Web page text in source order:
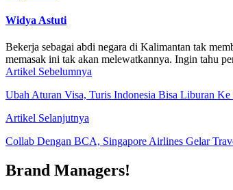
Widya Astuti
Bekerja sebagai abdi negara di Kalimantan tak
memasak ini tak akan melewatkannya. Ingin tahu
Artikel Sebelumnya
Ubah Aturan Visa, Turis Indonesia Bisa Liburan
Artikel Selanjutnya
Collab Dengan BCA, Singapore Airlines Gelar
Brand Managers!